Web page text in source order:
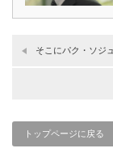
そこにパク・ソジ
トップページに戻る